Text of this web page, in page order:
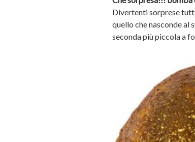
Divertenti sorprese
quello che nasconde al
seconda più piccola a